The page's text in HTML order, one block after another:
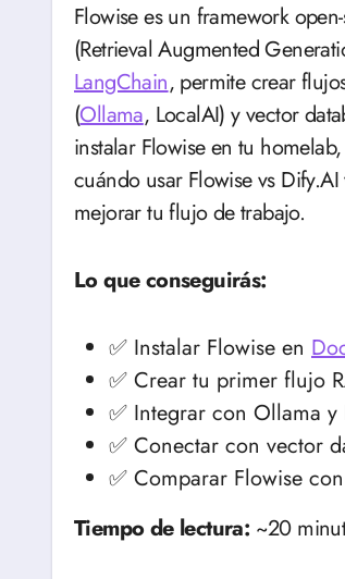
Flowise es un framework open-source de código bajo/sin código para construir aplicaciones RAG
(Retrieval Augmented
LangChain, permite crear
(Ollama, LocalAI) y vector
instalar Flowise en tu
cuándo usar Flowise vs
mejorar tu flujo de trabajo.
Lo que conseguirás:
✅ Instalar Flowise en
✅ Crear tu primer flujo
✅ Integrar con Ollama y
✅ Conectar con vector
✅ Comparar Flowise
Tiempo de lectura: ~20